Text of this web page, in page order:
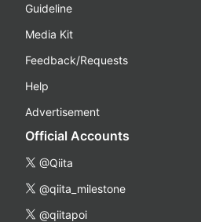
Guideline
Media Kit
Feedback/Requests
Help
Advertisement
Official Accounts
@Qiita
@qiita_milestone
@qiitapoi